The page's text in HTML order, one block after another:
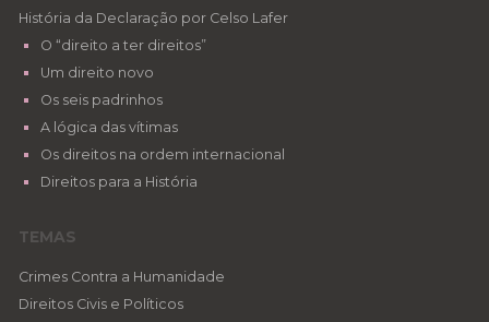
História da Declaração por Celso Lafer
O “direito a ter direitos”
Um direito novo
Os seis padrinhos
A lógica das vítimas
Os direitos na ordem internacional
Direitos para a História
TEMAS
Crimes Contra a Humanidade
Direitos Civis e Políticos